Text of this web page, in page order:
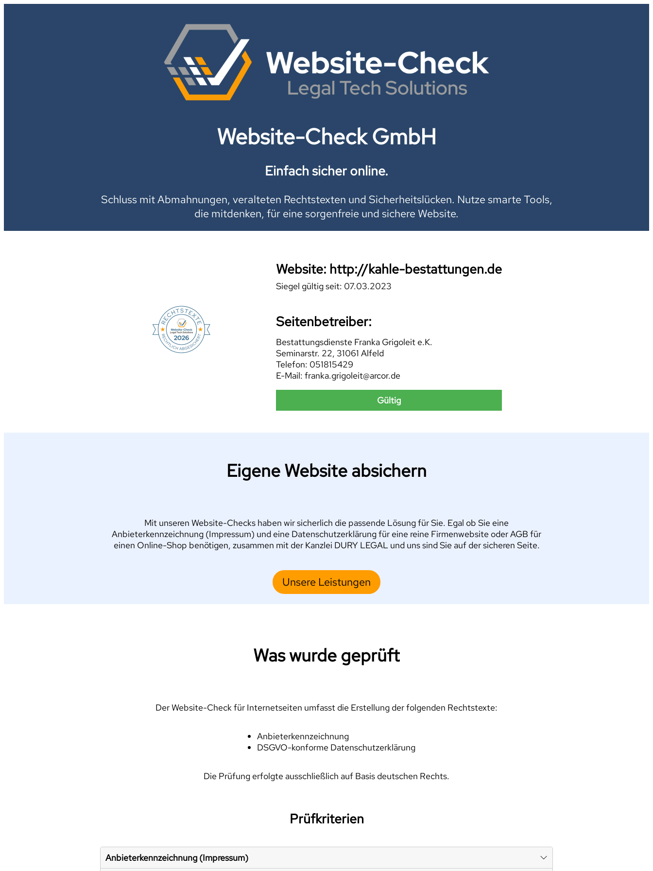
Website-Check GmbH
Einfach sicher online.
Schluss mit Abmahnungen, veralteten Rechtstexten und Sicherheitslücken. Nutze smarte Tools,
die mitdenken, für eine sorgenfreie und sichere Website.
Website: http://kahle-bestattungen.de
Siegel gültig seit: 07.03.2023
Seitenbetreiber:
Bestattungsdienste Franka Grigoleit e.K.
Seminarstr. 22, 31061 Alfeld
Telefon: 051815429
E-Mail: franka.grigoleit@arcor.de
Gültig
Eigene Website absichern
Mit unseren Website-Checks haben wir sicherlich die passende Lösung für Sie. Egal ob Sie eine
Anbieterkennzeichnung (Impressum) und eine Datenschutzerklärung für eine reine Firmenwebsite oder AGB für
einen Online-Shop benötigen, zusammen mit der Kanzlei DURY LEGAL und uns sind Sie auf der sicheren Seite.
Unsere Leistungen
Was wurde geprüft
Der Website-Check für Internetseiten umfasst die Erstellung der folgenden Rechtstexte:
Anbieterkennzeichnung
DSGVO-konforme Datenschutzerklärung
Die Prüfung erfolgte ausschließlich auf Basis deutschen Rechts.
Prüfkriterien
Anbieterkennzeichnung (Impressum)